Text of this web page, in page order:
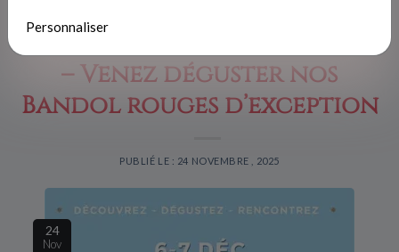
– Venez déguster nos
Bandol rouges d’exception
PUBLIÉ LE : 24 NOVEMBRE , 2025
24
Nov
Personnaliser